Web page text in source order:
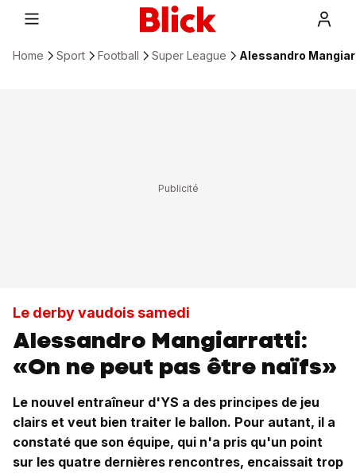
Home Sport Football Super League Alessandro
Le derby vaudois samedi
Alessandro Mangiarratti:
«On ne peut pas être naïfs»
Le nouvel entraîneur d'YS a des principes de jeu
clairs et veut bien traiter le ballon. Pour autant, il a
constaté que son équipe, qui n'a pris qu'un point
sur les quatre dernières rencontres, encaissait trop